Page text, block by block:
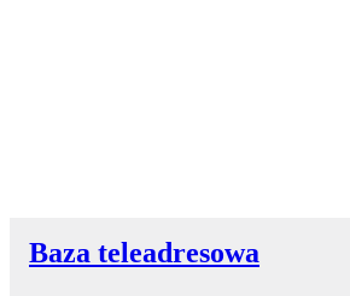
Baza teleadresowa